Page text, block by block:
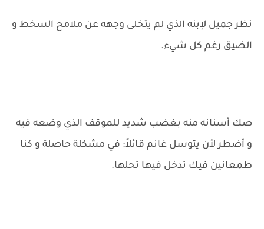
نظر جميل لإبنه الذي لم يتخلى وجهه عن ملامح السخط و
الضيق رغم كل شيء.
صك أسنانه منه بغضب شديد للموقف الذي وضعه فيه
و أضطر لأن يتوسل غانم قائلاً: في مشكلة حاصلة و كنا
طمعانين فيك تدخل فيها تحلها.